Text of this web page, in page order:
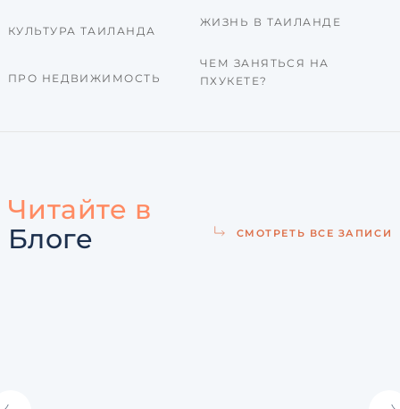
КУЛЬТУРА ТАИЛАНДА
ПРО НЕДВИЖИМОСТЬ
ЖИЗНЬ В ТАИЛАНДЕ
ЧЕМ ЗАНЯТЬСЯ НА
ПХУКЕТЕ?
Читайте в
Блоге
СМОТРЕТЬ ВСЕ ЗАПИСИ